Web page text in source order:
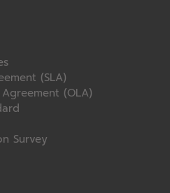
(SLA)
(OLA)
Survey